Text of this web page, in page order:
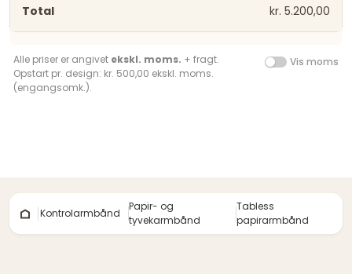
kr. 5.200,00
Alle priser er angivet ekskl. moms. + fragt.
Opstart pr. design: kr. 500,00 ekskl. moms.
(engangsomk.).
Vis moms
Kontrolarmbånd
Papir- og
tyvekarmbånd
Tabless
papirarmbånd